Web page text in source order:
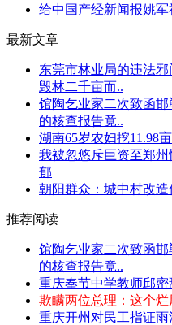
给中国产经新闻报姚
最新文章
东莞市林业局的违法
毁林二千亩而..
馆陶乞业家二次致函
的核查报告竟..
湖南65岁农妇挖11.98
我被忽悠斥巨资至郑
郁
朝阳群众：城中村改
推荐阅读
馆陶乞业家二次致函
的核查报告竟..
重庆奉节中学教师邱
欺瞒两位总理：这个
重庆开州对民工指证